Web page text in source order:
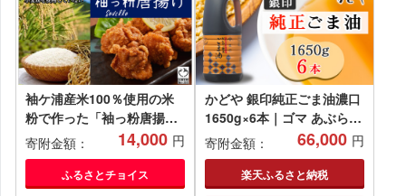
袖ケ浦産米100％使用の米
粉で作った「袖っ粉唐揚
げ」1kg■
寄附金額： 14,000 円
ふるさとチョイス
かどや 銀印純正ごま油濃口
1650g×6本｜ゴマ あぶら
業務用 お徳用 大容量 調味
料 純正 濃口 胡麻 セサミ
[0516]
寄附金額： 66,000 円
楽天ふるさと納税